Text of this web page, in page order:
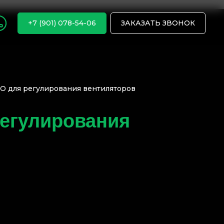
+7 (901) 078-54-06 ЗАКАЗАТЬ ЗВОНОК
для регулирования вентиляторов